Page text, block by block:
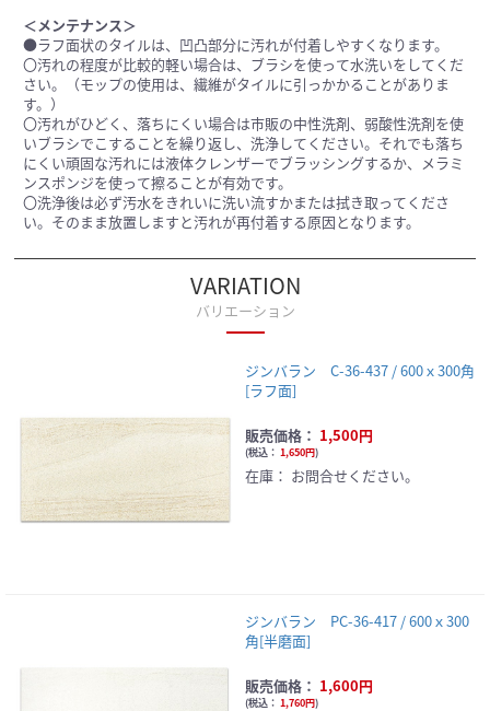
＜メンテナンス＞
●ラフ面状のタイルは、凹凸部分に汚れが付着しやすくなります。
〇汚れの程度が比較的軽い場合は、ブラシを使って水洗いをしてくだ
さい。（モップの使用は、繊維がタイルに引っかかることがありま
す。）
〇汚れがひどく、落ちにくい場合は市販の中性洗剤、弱酸性洗剤を使
いブラシでこすることを繰り返し、洗浄してください。それでも落ち
にくい頑固な汚れには液体クレンザーでブラッシングするか、メラミ
ンスポンジを使って擦ることが有効です。
〇洗浄後は必ず汚水をきれいに洗い流すかまたは拭き取ってくださ
い。そのまま放置しますと汚れが再付着する原因となります。
VARIATION
バリエーション
ジンバラン C-36-437 / 600ｘ300角
[ラフ面]
販売価格： 1,500円
(税込： 1,650円)
在庫： お問合せください。
ジンバラン PC-36-417 / 600ｘ300
角[半磨面]
販売価格： 1,600円
(税込： 1,760円)